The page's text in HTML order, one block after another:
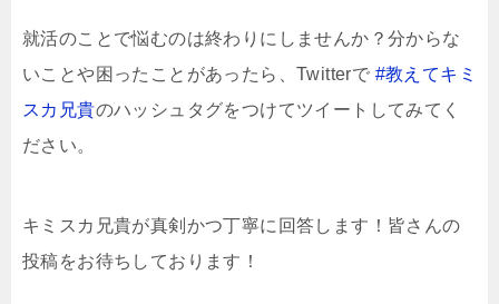
就活のことで悩むのは終わりにしませんか？分からな
いことや困ったことがあったら、Twitterで #教えてキミ
スカ兄貴のハッシュタグをつけてツイートしてみてく
ださい。
キミスカ兄貴が真剣かつ丁寧に回答します！皆さんの
投稿をお待ちしております！